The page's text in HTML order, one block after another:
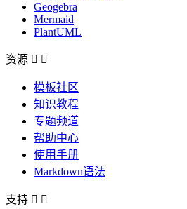
Geogebra
Mermaid
PlantUML
资源  
模板社区
知识教程
专题频道
帮助中心
使用手册
Markdown语法
支持  